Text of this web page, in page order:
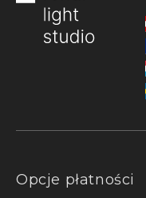
Opcje płatności